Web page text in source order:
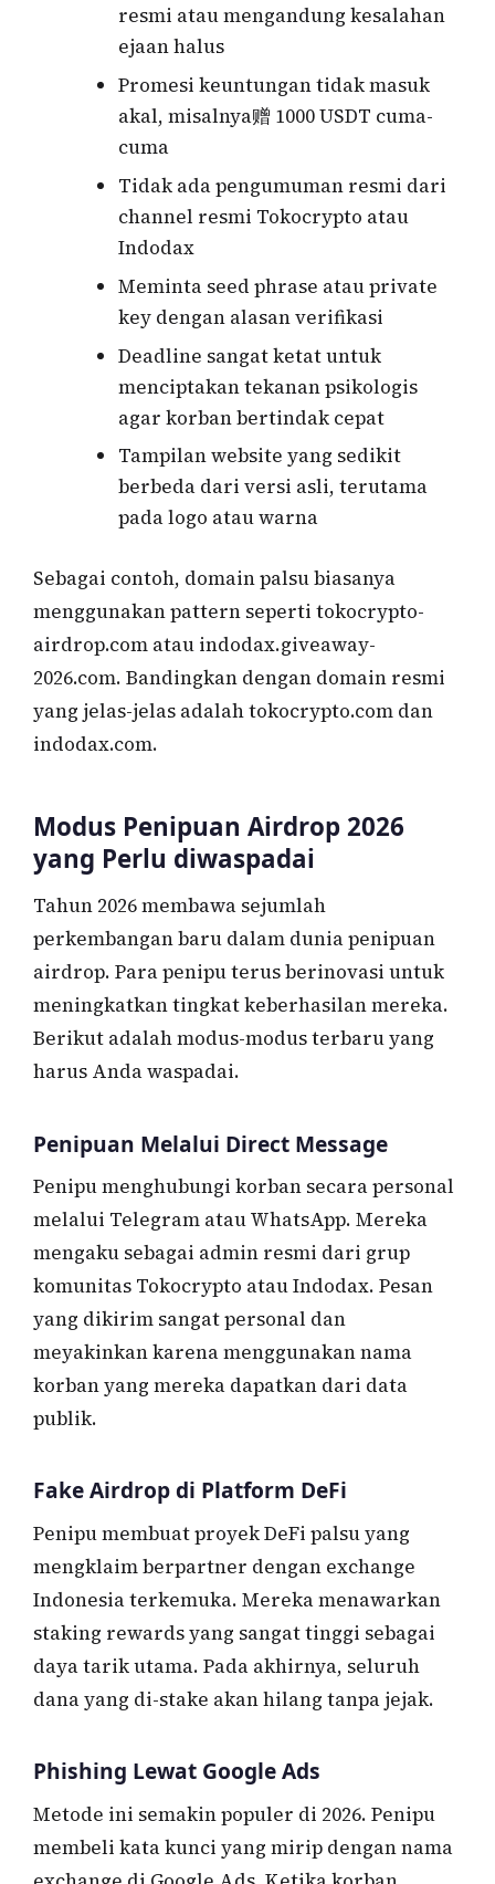
resmi atau mengandung kesalahan
ejaan halus
Promesi keuntungan tidak masuk
akal, misalnya赠 1000 USDT cuma-
cuma
Tidak ada pengumuman resmi dari
channel resmi Tokocrypto atau
Indodax
Meminta seed phrase atau private
key dengan alasan verifikasi
Deadline sangat ketat untuk
menciptakan tekanan psikologis
agar korban bertindak cepat
Tampilan website yang sedikit
berbeda dari versi asli, terutama
pada logo atau warna
Sebagai contoh, domain palsu biasanya
menggunakan pattern seperti tokocrypto-
airdrop.com atau indodax.giveaway-
2026.com. Bandingkan dengan domain resmi
yang jelas-jelas adalah tokocrypto.com dan
indodax.com.
Modus Penipuan Airdrop 2026
yang Perlu diwaspadai
Tahun 2026 membawa sejumlah
perkembangan baru dalam dunia penipuan
airdrop. Para penipu terus berinovasi untuk
meningkatkan tingkat keberhasilan mereka.
Berikut adalah modus-modus terbaru yang
harus Anda waspadai.
Penipuan Melalui Direct Message
Penipu menghubungi korban secara personal
melalui Telegram atau WhatsApp. Mereka
mengaku sebagai admin resmi dari grup
komunitas Tokocrypto atau Indodax. Pesan
yang dikirim sangat personal dan
meyakinkan karena menggunakan nama
korban yang mereka dapatkan dari data
publik.
Fake Airdrop di Platform DeFi
Penipu membuat proyek DeFi palsu yang
mengklaim berpartner dengan exchange
Indonesia terkemuka. Mereka menawarkan
staking rewards yang sangat tinggi sebagai
daya tarik utama. Pada akhirnya, seluruh
dana yang di-stake akan hilang tanpa jejak.
Phishing Lewat Google Ads
Metode ini semakin populer di 2026. Penipu
membeli kata kunci yang mirip dengan nama